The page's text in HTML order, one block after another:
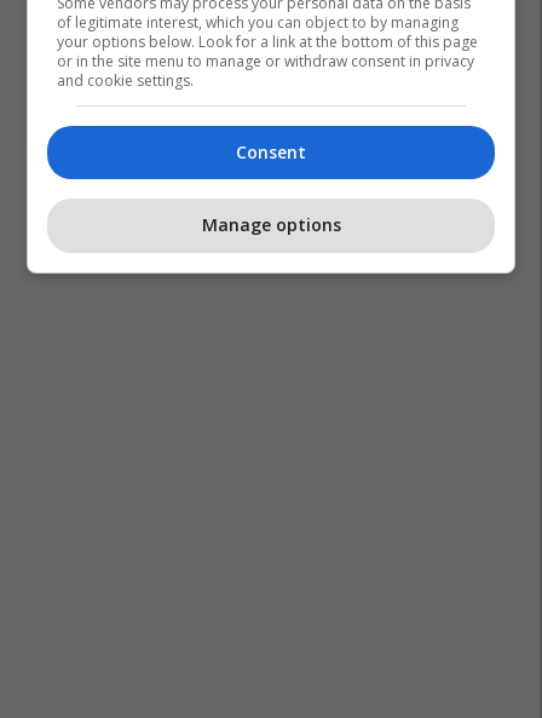
of legitimate interest, which you can object to by managing
your options below. Look for a link at the bottom of this page
or in the site menu to manage or withdraw consent in privacy
and cookie settings.
Consent
Manage options